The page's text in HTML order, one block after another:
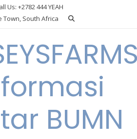
Us: +2782 444 YEAH
Town, South Africa
BUMN